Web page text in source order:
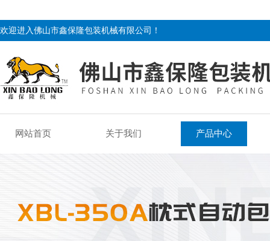
欢迎进入佛山市鑫保隆包装机械有限公司！
网站首页 关于我们 产品中心